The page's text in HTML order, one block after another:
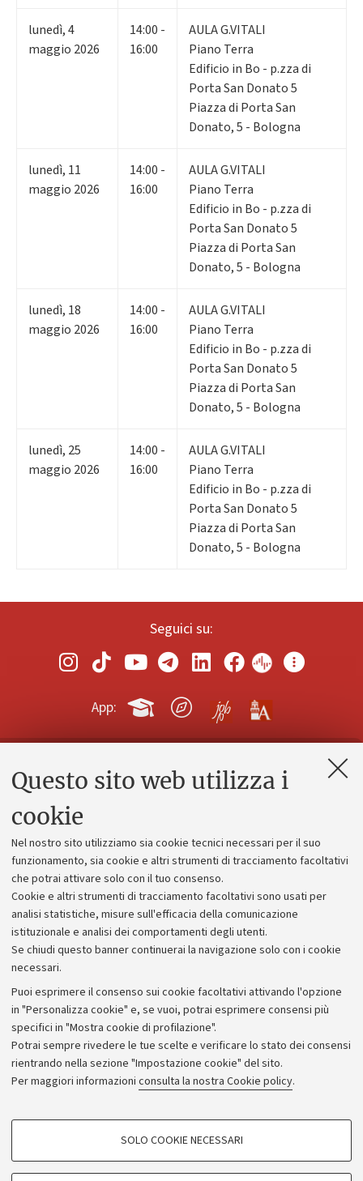
Questo sito web utilizza i
cookie
Nel nostro sito utilizziamo sia cookie tecnici necessari per il suo
funzionamento, sia cookie e altri strumenti di tracciamento facoltativi
che potrai attivare solo con il tuo consenso.
Cookie e altri strumenti di tracciamento facoltativi sono usati per
analisi statistiche, misure sull'efficacia della comunicazione
istituzionale e analisi dei comportamenti degli utenti.
Se chiudi questo banner continuerai la navigazione solo con i cookie
necessari.
Puoi esprimere il consenso sui cookie facoltativi attivando l'opzione
in "Personalizza cookie" e, se vuoi, potrai esprimere consensi più
specifici in "Mostra cookie di profilazione".
Potrai sempre rivedere le tue scelte e verificare lo stato dei consensi
rientrando nella sezione "Impostazione cookie" del sito.
Per maggiori informazioni consulta la nostra Cookie policy.
COOKIE DI PROFILAZIONE - FACOLTATIVI
SOLO COOKIE NECESSARI
lunedì,4
maggio 2026
14:00 -
16:00
AULA G.VITALI
Piano Terra
Edificio in Bo - p.zza di
Porta San Donato 5
Piazza di Porta San
Donato, 5 - Bologna
lunedì, 11
maggio 2026
14:00 -
16:00
AULA G.VITALI
Piano Terra
Edificio in Bo - p.zza di
Porta San Donato 5
Piazza di Porta San
Donato, 5 - Bologna
lunedì, 18
maggio 2026
14:00 -
16:00
AULA G.VITALI
Piano Terra
Edificio in Bo - p.zza di
Porta San Donato 5
Piazza di Porta San
Donato, 5 - Bologna
lunedì, 25
maggio 2026
14:00 -
16:00
AULA G.VITALI
Piano Terra
Edificio in Bo - p.zza di
Porta San Donato 5
Piazza di Porta San
Donato, 5 - Bologna
Seguici su:
App:
Contatti e PEC
Alumni community
Piano strategico
Bilanci
Donazioni e 5x1000
Bandi, gare e concorsi
Albo online
Amministrazione trasparente
Atti di notifica
Informazioni sul sito e accessibilità
Dichiarazione di accessibilità
Privacy e note legali
Impostazioni Cookie